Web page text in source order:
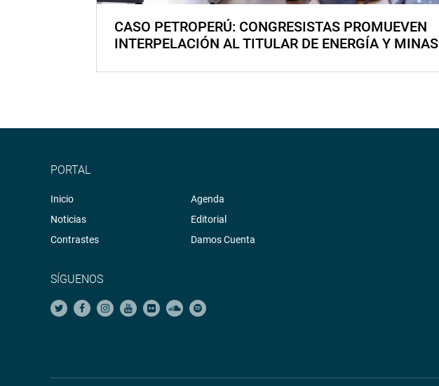
CASO PETROPERÚ: CONGRESISTAS PROMUEVEN
INTERPELACIÓN AL TITULAR DE ENERGÍA Y MINAS
PORTAL
Inicio
Noticias
Contrastes
Agenda
Editorial
Damos Cuenta
SÍGUENOS